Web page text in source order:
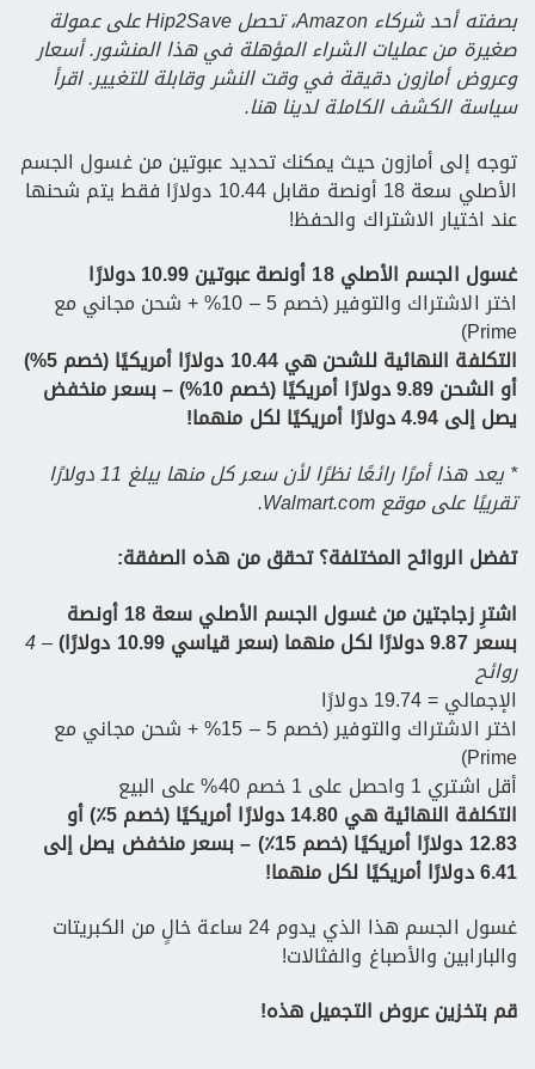
بصفته أحد شركاء Amazon، تحصل Hip2Save على عمولة
صغيرة من عمليات الشراء المؤهلة في هذا المنشور. أسعار
وعروض أمازون دقيقة في وقت النشر وقابلة للتغيير. اقرأ
سياسة الكشف الكاملة لدينا هنا.
توجه إلى أمازون حيث يمكنك تحديد عبوتين من غسول الجسم
الأصلي سعة 18 أونصة مقابل 10.44 دولارًا فقط يتم شحنها
عند اختيار الاشتراك والحفظ!
غسول الجسم الأصلي 18 أونصة عبوتين 10.99 دولارًا
اختر الاشتراك والتوفير (خصم 5 – 10% + شحن مجاني مع
Prime)
التكلفة النهائية للشحن هي 10.44 دولارًا أمريكيًا (خصم 5%)
أو الشحن 9.89 دولارًا أمريكيًا (خصم 10%) – بسعر منخفض
يصل إلى 4.94 دولارًا أمريكيًا لكل منهما!
* يعد هذا أمرًا رائعًا نظرًا لأن سعر كل منها يبلغ 11 دولارًا
تقريبًا على موقع Walmart.com.
تفضل الروائح المختلفة؟ تحقق من هذه الصفقة:
اشترِ زجاجتين من غسول الجسم الأصلي سعة 18 أونصة
بسعر 9.87 دولارًا لكل منهما (سعر قياسي 10.99 دولارًا) – 4
روائح
الإجمالي = 19.74 دولارًا
اختر الاشتراك والتوفير (خصم 5 – 15% + شحن مجاني مع
Prime)
أقل اشتري 1 واحصل على 1 خصم 40% على البيع
التكلفة النهائية هي 14.80 دولارًا أمريكيًا (خصم 5٪) أو
12.83 دولارًا أمريكيًا (خصم 15٪) – بسعر منخفض يصل إلى
6.41 دولارًا أمريكيًا لكل منهما!
غسول الجسم هذا الذي يدوم 24 ساعة خالٍ من الكبريتات
والبارابين والأصباغ والفثالات!
قم بتخزين عروض التجميل هذه!